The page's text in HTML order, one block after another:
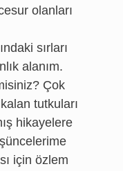
olanları
sırları
alanım.
Çok
tutkuları
hikayelere
için özlem